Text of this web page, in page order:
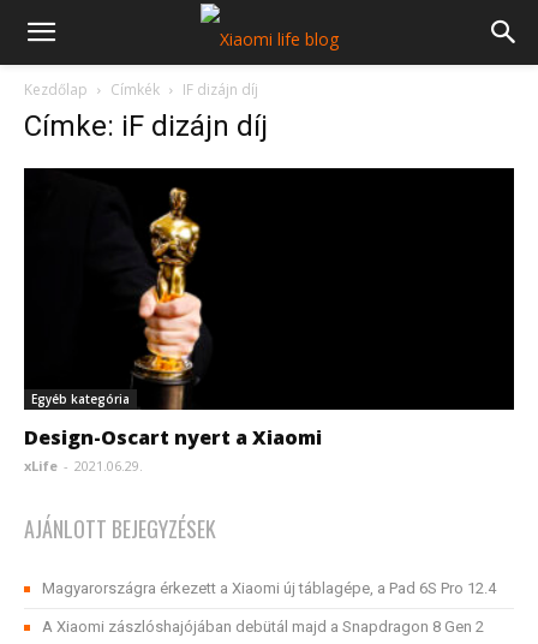
Kezdőlap Címkék IF dizájn díj
Címke: iF dizájn díj
Egyéb kategória
Design-Oscart nyert a Xiaomi
xLife - 2021.06.29.
AJÁNLOTT BEJEGYZÉSEK
Magyarországra érkezett a Xiaomi új táblagépe, a Pad 6S Pro 12.4
A Xiaomi zászlóshajójában debütál majd a Snapdragon 8 Gen 2